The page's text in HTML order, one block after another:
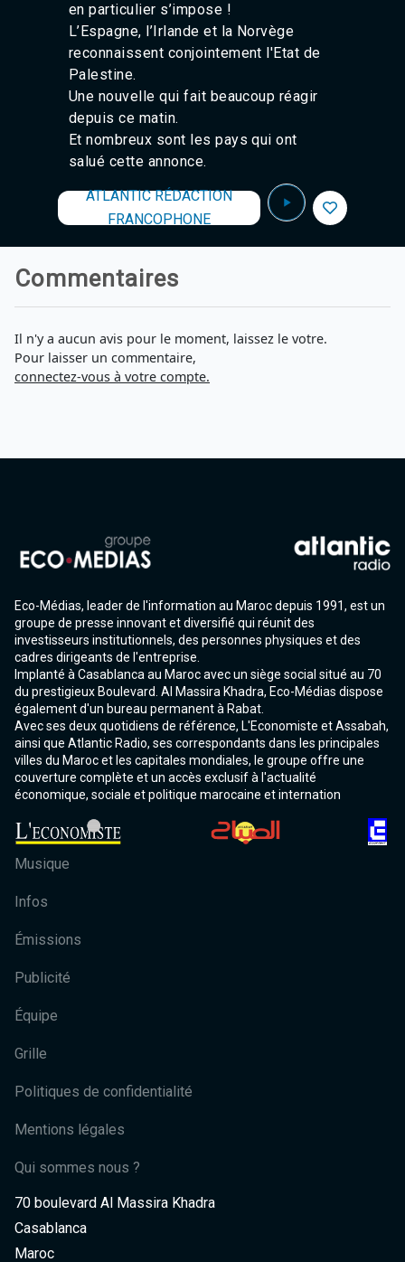
en particulier s’impose !
L’Espagne, l’Irlande et la Norvège
reconnaissent conjointement l'Etat de
Palestine.
Une nouvelle qui fait beaucoup réagir
depuis ce matin.
Et nombreux sont les pays qui ont
salué cette annonce.
ATLANTIC RÉDACTION
FRANCOPHONE
Commentaires
Il n'y a aucun avis pour le moment, laissez le votre.
Pour laisser un commentaire,
connectez-vous à votre compte.
Eco-Médias, leader de l'information au Maroc depuis 1991, est un
groupe de presse innovant et diversifié qui réunit des
investisseurs institutionnels, des personnes physiques et des
cadres dirigeants de l'entreprise.
Implanté à Casablanca au Maroc avec un siège social situé au 70
du prestigieux Boulevard. Al Massira Khadra, Eco-Médias dispose
également d'un bureau permanent à Rabat.
Avec ses deux quotidiens de référence, L'Economiste et Assabah,
ainsi que Atlantic Radio, ses correspondants dans les principales
villes du Maroc et les capitales mondiales, le groupe offre une
couverture complète et un accès exclusif à l'actualité
économique, sociale et politique marocaine et internation
Musique
Infos
Émissions
Publicité
Équipe
Grille
Politiques de confidentialité
Mentions légales
Qui sommes nous ?
70 boulevard Al Massira Khadra
Casablanca
Maroc